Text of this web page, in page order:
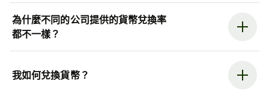
為什麼不同的公司提供的貨幣兌換率
都不一樣？
我如何兌換貨幣？